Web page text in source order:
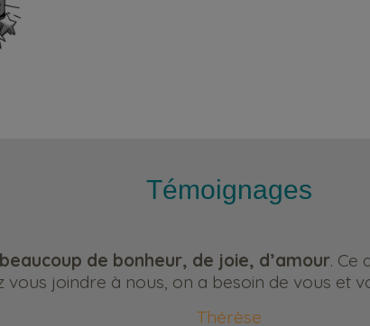
Témoignages
beaucoup de bonheur, de joie, d’amour. Ce
vous joindre à nous, on a besoin de vous et
Thérèse